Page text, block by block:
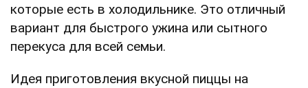
которые есть в холодильнике. Это отличный
вариант для быстрого ужина или сытного
перекуса для всей семьи.
Идея приготовления вкусной пиццы на